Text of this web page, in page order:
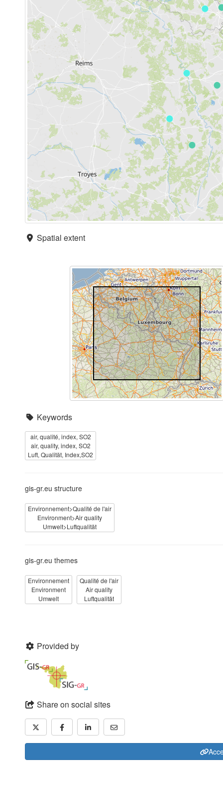
Spatial extent
Keywords
air, qualité, index, SO2
air, quality, index, SO2
Luft, Qualität, Index,SO2
gis-gr.eu structure
Environnement>Qualité de l'air
Environment>Air quality
Umwelt>Luftqualität
gis-gr.eu themes
Environnement
Environment
Umwelt
Qualité de l'air
Air quality
Luftqualität
Provided by
Share on social sites